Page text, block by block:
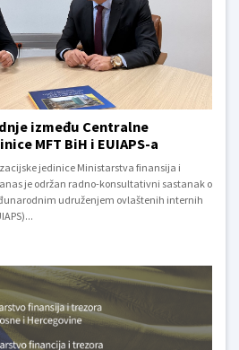
između Centralne
MFT BiH i EUIAPS-a
jedinice Ministarstva finansija i
je održan radno-konsultativni sastanak o
udruženjem ovlaštenih internih